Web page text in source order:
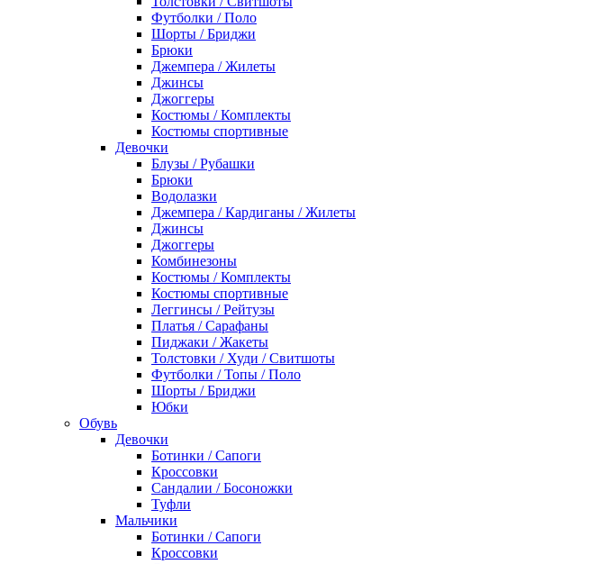
Футболки / Поло
Шорты / Бриджи
Брюки
Джемпера / Жилеты
Джинсы
Джоггеры
Костюмы / Комплекты
Костюмы спортивные
Девочки
Блузы / Рубашки
Брюки
Водолазки
Джемпера / Кардиганы / Жилеты
Джинсы
Джоггеры
Комбинезоны
Костюмы / Комплекты
Костюмы спортивные
Леггинсы / Рейтузы
Платья / Сарафаны
Пиджаки / Жакеты
Толстовки / Худи / Свитшоты
Футболки / Топы / Поло
Шорты / Бриджи
Юбки
Обувь
Девочки
Ботинки / Сапоги
Кроссовки
Сандалии / Босоножки
Туфли
Мальчики
Ботинки / Сапоги
Кроссовки